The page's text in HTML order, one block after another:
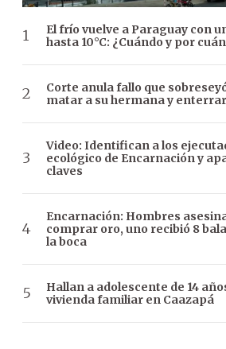
El frío vuelve a Paraguay con
hasta 10°C: ¿Cuándo y por
Corte anula fallo que
matar a su hermana y
Video: Identifican a los
ecológico de Encarnación y
claves
Encarnación: Hombres
comprar oro, uno recibió 8
la boca
Hallan a adolescente de 14
vivienda familiar en Caazapá